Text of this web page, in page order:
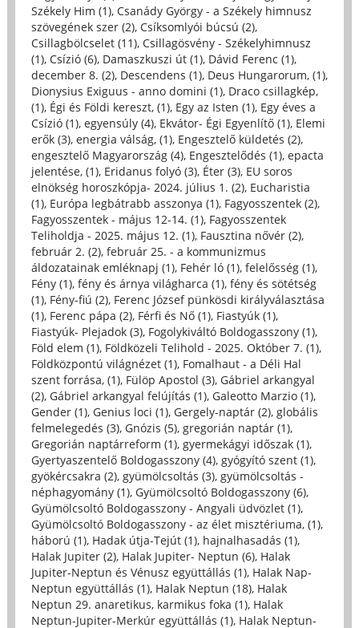
Székely Him (1), Csanády György - a Székely himnusz
szövegének szer (2), Csíksomlyói búcsú (2),
Csillagbölcselet (11), Csillagösvény - Székelyhimnusz
(1), Csízió (6), Damaszkuszi út (1), Dávid Ferenc (1),
december 8. (2), Descendens (1), Deus Hungarorum, (1),
Dionysius Exiguus - anno domini (1), Draco csillagkép,
(1), Égi és Földi kereszt, (1), Egy az Isten (1), Egy éves a
Csízió (1), egyensúly (4), Ekvátor- Égi Egyenlítő (1), Elemi
erők (3), energia válság, (1), Engesztelő küldetés (2),
engesztelő Magyarország (4), Engesztelődés (1), epacta
jelentése, (1), Eridanus folyó (3), Éter (3), EU soros
elnökség horoszkópja- 2024. július 1. (2), Eucharistia
(1), Európa legbátrabb asszonya (1), Fagyosszentek (2),
Fagyosszentek - május 12-14. (1), Fagyosszentek
Teliholdja - 2025. május 12. (1), Fausztina nővér (2),
február 2. (2), február 25. - a kommunizmus
áldozatainak emléknapj (1), Fehér ló (1), felelősség (1),
Fény (1), fény és árnya világharca (1), fény és sötétség
(1), Fény-fiú (2), Ferenc József pünkösdi királyválasztása
(1), Ferenc pápa (2), Férfi és Nő (1), Fiastyúk (1),
Fiastyúk- Plejadok (3), Fogolykiváltó Boldogasszony (1),
Föld elem (1), Földközeli Telihold - 2025. Október 7. (1),
Földközpontú világnézet (1), Fomalhaut - a Déli Hal
szent forrása, (1), Fülöp Apostol (3), Gábriel arkangyal
(2), Gábriel arkangyal felújítás (1), Galeotto Marzio (1),
Gender (1), Genius loci (1), Gergely-naptár (2), globális
felmelegedés (3), Gnózis (5), gregorián naptár (1),
Gregorián naptárreform (1), gyermekágyi időszak (1),
Gyertyaszentelő Boldogasszony (4), gyógyító szent (1),
gyökércsakra (2), gyümölcsoltás (3), gyümölcsoltás -
néphagyomány (1), Gyümölcsoltó Boldogasszony (6),
Gyümölcsoltó Boldogasszony - Angyali üdvözlet (1),
Gyümölcsoltó Boldogasszony - az élet misztériuma, (1),
háború (1), Hadak útja-Tejút (1), hajnalhasadás (1),
Halak Jupiter (2), Halak Jupiter- Neptun (6), Halak
Jupiter-Neptun és Vénusz együttállás (1), Halak Nap-
Neptun együttállás (1), Halak Neptun (18), Halak
Neptun 29. anaretikus, karmikus foka (1), Halak
Neptun-Jupiter-Merkúr együttállás (1), Halak Neptun-